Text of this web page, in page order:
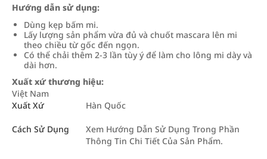
Hướng dẫn sử dụng:
Dùng kẹp bấm mi.
Lấy lượng sản phẩm vừa đủ và chuốt mascara lên mi
theo chiều từ gốc đến ngọn.
Có thể chải thêm 2-3 lần tùy ý để làm cho lông mi dày và
dài hơn.
Xuất xứ thương hiệu:
Việt Nam
Xuất Xứ
Hàn Quốc
Cách Sử Dụng
Xem Hướng Dẫn Sử Dụng Trong Phần
Thông Tin Chi Tiết Của Sản Phẩm.